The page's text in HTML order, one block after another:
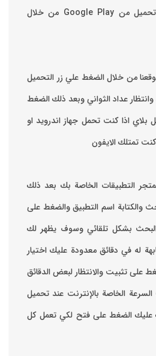
هذا التطبيق الرائع يتم تحميل من Google Play من خلال
من خلال الضغط علي زر التحميل
عداد الثواني وبعد ذلك الضغط
اذا كنت تحمل جهاز اندرويد او
تمتلك الايفون
التطبيقات الخاصة بك ‏بعد ذلك
والكتابة اسم التطبيق والضغط على
بشكل تلقائي وسوف يظهر لك
له في دقائق معدودة ‏عليك اختيار
على تثبيت والانتظار لبعض الدقائق
الخاصة بالإنترنت ‏عند تحميل
عليك الضغط على فتح لكي تعمل كل